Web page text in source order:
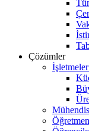
Çözümler